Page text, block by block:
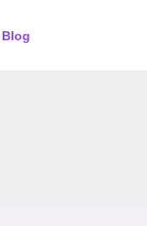
Blog